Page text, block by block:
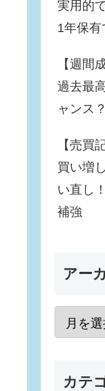
実用的
1年保
【週間
過去最
ャンス
【売買
買い増
い直し
補強
アー
カテ